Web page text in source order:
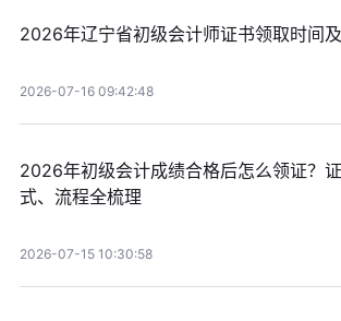
2026年辽宁省初级会计师证书领取时间
2026-07-16 09:42:48
2026年初级会计成绩合格后怎么领证？
式、流程全梳理
2026-07-15 10:30:58